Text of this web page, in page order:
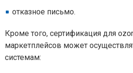
отказное письмо.
Кроме того, сертификация для
маркетплейсов может
системам: